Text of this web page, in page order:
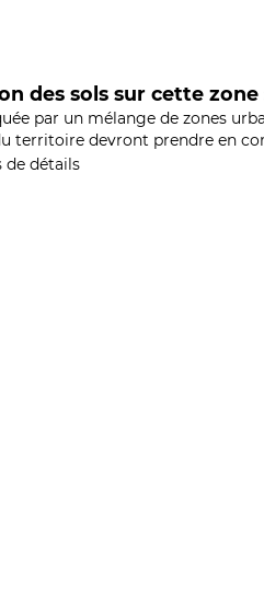
des sols sur cette zone
par un mélange de zones
territoire devront prendre en
de détails